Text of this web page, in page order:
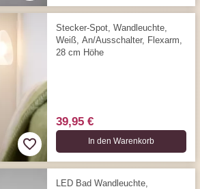
Stecker-Spot, Wandleuchte,
Weiß, An/Ausschalter, Flexarm,
28 cm Höhe
39,95 €
In den Warenkorb
LED Bad Wandleuchte,